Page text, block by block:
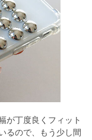
が丁度良くフィット
るので、もう少し間